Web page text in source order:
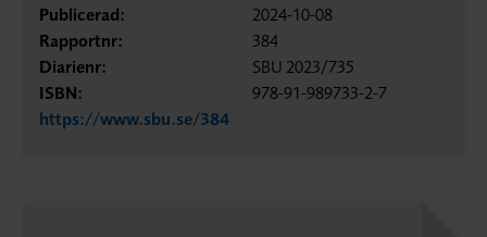
Publicerad:
2024-10-08
Rapportnr:
384
Diarienr:
SBU 2023/735
ISBN:
978-91-989733-2-7
https://www.sbu.se/384